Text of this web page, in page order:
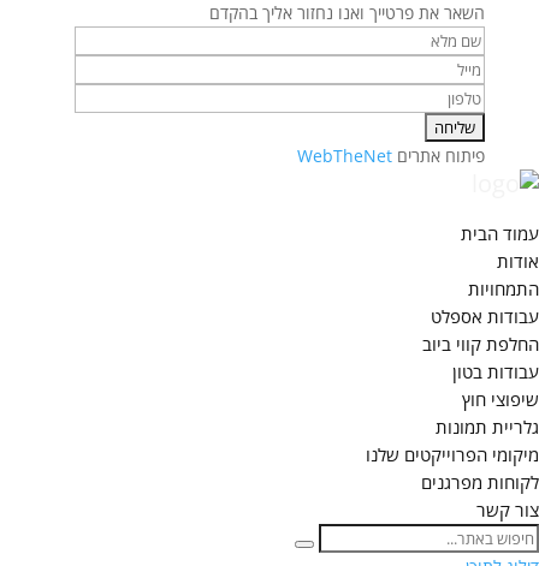
השאר את פרטייך ואנו נחזור אליך בהקדם
פיתוח אתרים WebTheNet
עמוד הבית
אודות
התמחויות
עבודות אספלט
החלפת קווי ביוב
עבודות בטון
שיפוצי חוץ
גלריית תמונות
מיקומי הפרוייקטים שלנו
לקוחות מפרגנים
צור קשר